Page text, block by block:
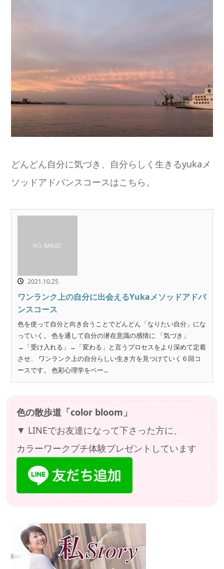
どんどん自分に気づき、自分らしく生きるyukaメ
ソッドアドバンスコースはこちら。
2021.10.25
ワンランク上の自分に出会えるYukaメソッドアドバ
ンスコース
色を使って自分と向き合うことでどんどん「なりたい自分」にな
っていく。 色を通して自分の潜在意識の感情に 「気づき」
→「受け入れる」→「変わる」と言うプロセスをより深めて定着
させ、 ワンランク上の自分らしい生き方を見つけていく６回コ
ースです。 色彩心理学をベー...
色の散歩道「color bloom」
▼ LINEでお友達になって下さった方に、
カラーワークプチ体験プレゼントしています